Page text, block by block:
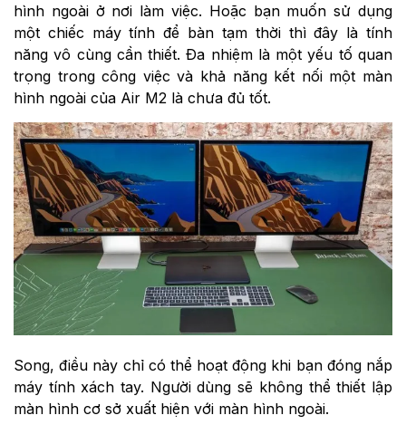
hình ngoài ở nơi làm việc. Hoặc bạn muốn sử dụng
một chiếc máy tính để bàn tạm thời thì đây là tính
năng vô cùng cần thiết. Đa nhiệm là một yếu tố quan
trọng trong công việc và khả năng kết nối một màn
hình ngoài của Air M2 là chưa đủ tốt.
Song, điều này chỉ có thể hoạt động khi bạn đóng nắp
máy tính xách tay. Người dùng sẽ không thể thiết lập
màn hình cơ sở xuất hiện với màn hình ngoài.